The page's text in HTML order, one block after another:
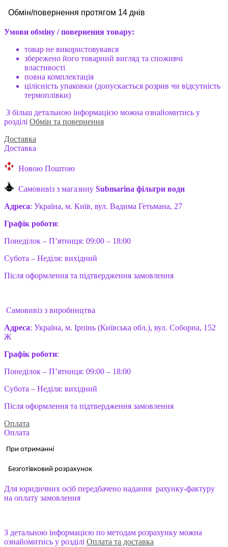
Обмін/повернення протягом 14 днів
Умови обміну / повернення товару:
товар не використовувався
збережено його товарний вигляд та споживчі
властивості
повна комплектація
цілісність упаковки (допускається розрив чи відсутність
термоплівки)
З більш детальною інформацією можна ознайомитись у
розділі Обмін та повернення
Доставка
Доставка
Новою Поштою
Самовивіз з магазину Submarina фільтри води
Адреса: Україна, м. Київ, вул. Вадима Гетьмана, 27
Графік роботи:
Понеділок – П’ятниця: 09:00 – 18:00
Субота – Неділя: вихідний
Після оформлення та підтвердження замовлення
Самовивіз з виробництва
Адреса: Україна, м. Ірпінь (Київська обл.), вул. Соборна, 152
Ж
Графік роботи:
Понеділок – П’ятниця: 09:00 – 18:00
Субота – Неділя: вихідний
Після оформлення та підтвердження замовлення
Оплата
Оплата
При отриманні
Безготівковий розрахунок
Для юридичних осіб передбачено надання рахунку-фактуру
на оплату замовлення
З детальною інформацією по методам розрахунку можна
ознайомитись у розділі Оплата та доставка